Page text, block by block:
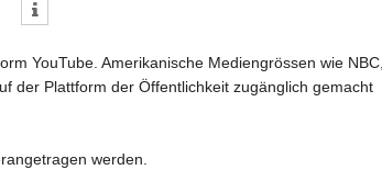
YouTube. Amerikanische Mediengrössen wie NBC,
der Plattform der Öffentlichkeit zugänglich gemacht
werden.